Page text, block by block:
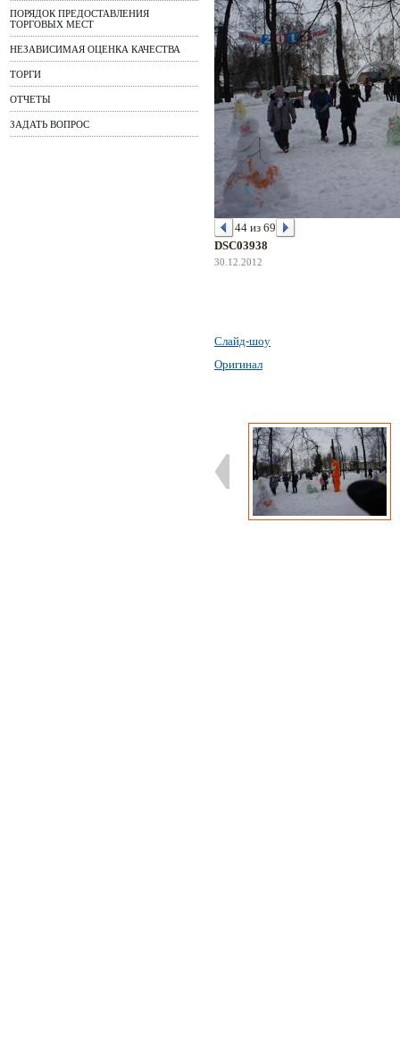
ПОРЯДОК ПРЕДОСТАВЛЕНИЯ
ТОРГОВЫХ МЕСТ
НЕЗАВИСИМАЯ ОЦЕНКА КАЧЕСТВА
ТОРГИ
ОТЧЕТЫ
ЗАДАТЬ ВОПРОС
44 из 69
DSC03938
30.12.2012
Слайд-шоу
Оригинал